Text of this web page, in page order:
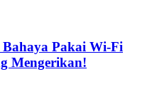
Pakai Wi-Fi
Mengerikan!